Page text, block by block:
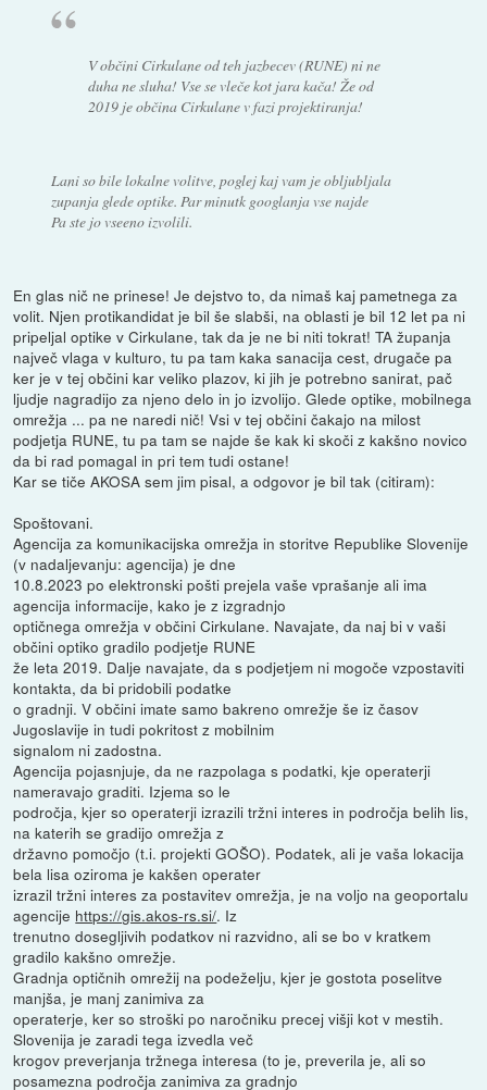
V občini Cirkulane od teh jazbecev (RUNE) ni ne
duha ne sluha! Vse se vleče kot jara kača! Že od
2019 je občina Cirkulane v fazi projektiranja!
Lani so bile lokalne volitve, poglej kaj vam je obljubljala
zupanja glede optike. Par minutk googlanja vse najde
Pa ste jo vseeno izvolili.
En glas nič ne prinese! Je dejstvo to, da nimaš kaj pametnega za
volit. Njen protikandidat je bil še slabši, na oblasti je bil 12 let pa ni
pripeljal optike v Cirkulane, tak da je ne bi niti tokrat! TA županja
največ vlaga v kulturo, tu pa tam kaka sanacija cest, drugače pa
ker je v tej občini kar veliko plazov, ki jih je potrebno sanirat, pač
ljudje nagradijo za njeno delo in jo izvolijo. Glede optike, mobilnega
omrežja ... pa ne naredi nič! Vsi v tej občini čakajo na milost
podjetja RUNE, tu pa tam se najde še kak ki skoči z kakšno novico
da bi rad pomagal in pri tem tudi ostane!
Kar se tiče AKOSA sem jim pisal, a odgovor je bil tak (citiram):
Spoštovani.
Agencija za komunikacijska omrežja in storitve Republike Slovenije
(v nadaljevanju: agencija) je dne
10.8.2023 po elektronski pošti prejela vaše vprašanje ali ima
agencija informacije, kako je z izgradnjo
optičnega omrežja v občini Cirkulane. Navajate, da naj bi v vaši
občini optiko gradilo podjetje RUNE
že leta 2019. Dalje navajate, da s podjetjem ni mogoče vzpostaviti
kontakta, da bi pridobili podatke
o gradnji. V občini imate samo bakreno omrežje še iz časov
Jugoslavije in tudi pokritost z mobilnim
signalom ni zadostna.
Agencija pojasnjuje, da ne razpolaga s podatki, kje operaterji
nameravajo graditi. Izjema so le
področja, kjer so operaterji izrazili tržni interes in področja belih lis,
na katerih se gradijo omrežja z
državno pomočjo (t.i. projekti GOŠO). Podatek, ali je vaša lokacija
bela lisa oziroma je kakšen operater
izrazil tržni interes za postavitev omrežja, je na voljo na geoportalu
agencije https://gis.akos-rs.si/. Iz
trenutno dosegljivih podatkov ni razvidno, ali se bo v kratkem
gradilo kakšno omrežje.
Gradnja optičnih omrežij na podeželju, kjer je gostota poselitve
manjša, je manj zanimiva za
operaterje, ker so stroški po naročniku precej višji kot v mestih.
Slovenija je zaradi tega izvedla več
krogov preverjanja tržnega interesa (to je, preverila je, ali so
posamezna področja zanimiva za gradnjo